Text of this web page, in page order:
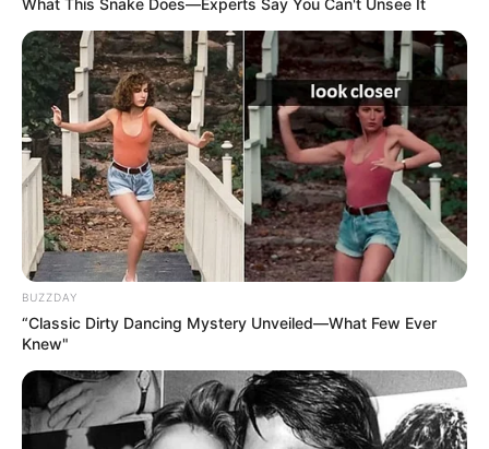
ગનનો ઉપયોગ કરવાની મંજુરી કોણે આપી? રાહુલ
ગાંધીએ અમિત શાહને પત્ર લખ્યો
2 weeks ago
કેનેડામાં કાર અકસ્માતમાં અમદાવાદના કોમ્પ્યુટર
એન્જિનિયરનું મોત
2 weeks ago
પેપર લીક વિરુદ્ધ કાલે નવું બિલ આવી શકે છે, 10
વર્ષની જેલ અને 10 કરોડ સુધીના દંડની જોગવાઈ
2 weeks ago
મોદીએ રાતે 12 વાગ્યે વીડિયો મેસેજ જાહેર કરીને
2 weeks ago
Categories
What This Snake Does—Experts Say You Can't Unsee It
BUZZDAY
“Classic Dirty Dancing Mystery Unveiled—What Few Ever
Knew"